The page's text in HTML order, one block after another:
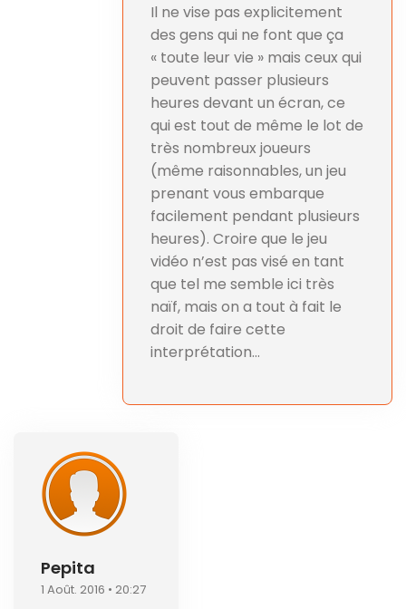
Il ne vise pas explicitement
des gens qui ne font que ça
« toute leur vie » mais ceux qui
peuvent passer plusieurs
heures devant un écran, ce
qui est tout de même le lot de
très nombreux joueurs
(même raisonnables, un jeu
prenant vous embarque
facilement pendant plusieurs
heures). Croire que le jeu
vidéo n’est pas visé en tant
que tel me semble ici très
naïf, mais on a tout à fait le
droit de faire cette
interprétation…
Pepita
1 Août. 2016 • 20:27